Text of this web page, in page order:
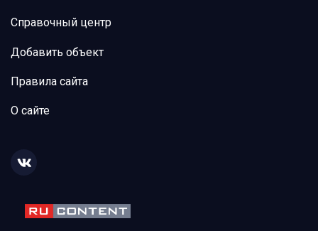
Справочный центр
Добавить объект
Правила сайта
О сайте